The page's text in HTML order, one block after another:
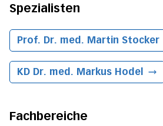
Spezialisten
Prof. Dr. med. Martin Stocker
KD Dr. med. Markus Hodel
Fachbereiche